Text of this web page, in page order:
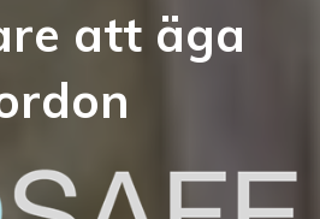
att äga